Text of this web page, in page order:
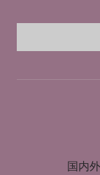
国内